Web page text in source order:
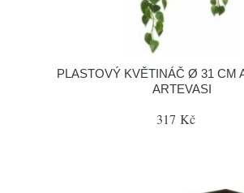
PLASTOVÝ KVĚTINÁČ Ø 31 CM
ARTEVASI
317 Kč